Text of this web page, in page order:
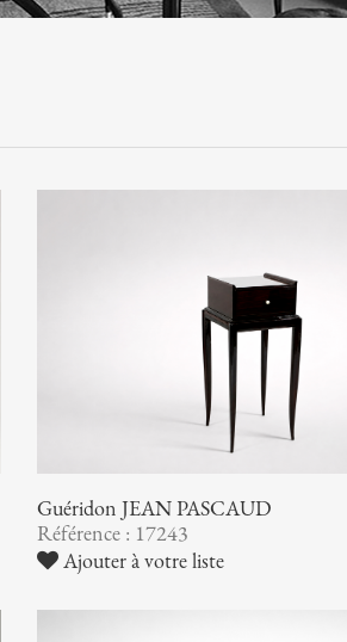
Guéridon JEAN PASCAUD
Référence : 17243
Ajouter à votre liste